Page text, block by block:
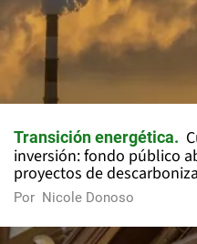
Transición energética
inversión: fondo público
proyectos de
Por Nicole Donoso